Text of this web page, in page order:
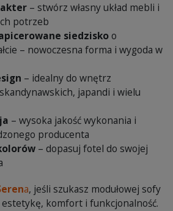
– stwórz własny układ mebli i
potrzeb
siedziskoo
– nowoczesna forma i wygoda w
– idealny do wnętrz
japandi i wielu
– wysoka jakość wykonania i
producenta
– dopasuj fotel do swojej
a, jeśli szukasz modułowej sofy
komfort i funkcjonalność.